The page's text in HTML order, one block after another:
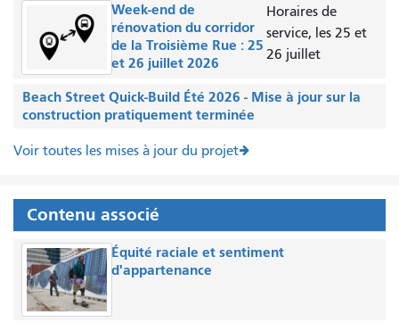
Week-end de
rénovation du corridor
de la Troisième Rue : 25
et 26 juillet 2026
Horaires de
service, les 25 et
26 juillet
Beach Street Quick-Build Été 2026 - Mise à jour sur la
construction pratiquement terminée
Voir toutes les mises à jour du projet
Contenu associé
Équité raciale et sentiment
d'appartenance